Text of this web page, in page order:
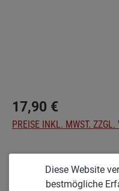
17,90 €
PREISE INKL. MWST. ZZGL.
KL [KLEIN & LACKIERT]
Diese Website
bestmögliche